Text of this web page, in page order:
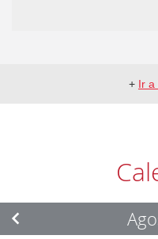
+ Ir a